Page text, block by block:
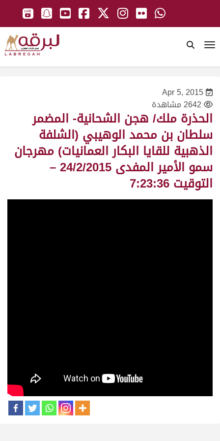
Apr 5, 2015
2642 مشاهدة
الحذرة ملك/ هجن الشحانية- المضمر
سلطان بن محمد الوهيبي (الشلفة
الذهبية للقايا البكار العمانيات) مهرجان
سمو الأمير المفدى 24/2/2015 –
التوقيت 7:23:36